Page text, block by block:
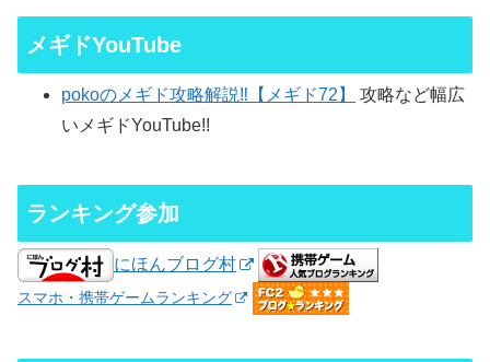
メギドYouTube
pokoのメギド攻略解説‼【メギド72】
攻略など幅広
いメギドYouTube!!
ランキング参加
にほんブログ村
スマホ・携帯ゲームランキング